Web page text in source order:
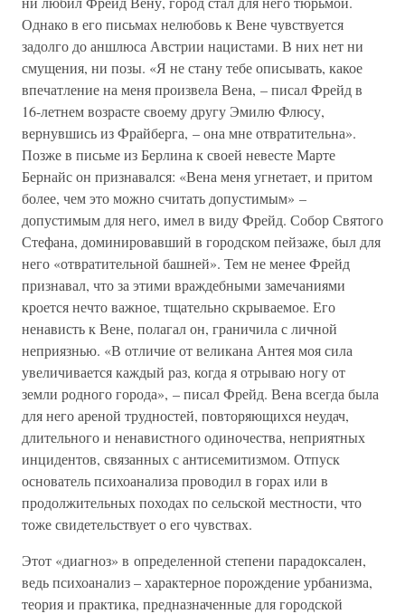
Однако в его письмах нелюбовь к Вене чувствуется
задолго до аншлюса Австрии нацистами. В них нет ни
смущения, ни позы. «Я не стану тебе описывать, какое
впечатление на меня произвела Вена, – писал Фрейд в
16-летнем возрасте своему другу Эмилю Флюсу,
вернувшись из Фрайберга, – она мне отвратительна».
Позже в письме из Берлина к своей невесте Марте
Бернайс он признавался: «Вена меня угнетает, и притом
более, чем это можно считать допустимым» –
допустимым для него, имел в виду Фрейд. Собор Святого
Стефана, доминировавший в городском пейзаже, был для
него «отвратительной башней». Тем не менее Фрейд
признавал, что за этими враждебными замечаниями
кроется нечто важное, тщательно скрываемое. Его
ненависть к Вене, полагал он, граничила с личной
неприязнью. «В отличие от великана Антея моя сила
увеличивается каждый раз, когда я отрываю ногу от
земли родного города», – писал Фрейд. Вена всегда была
для него ареной трудностей, повторяющихся неудач,
длительного и ненавистного одиночества, неприятных
инцидентов, связанных с антисемитизмом. Отпуск
основатель психоанализа проводил в горах или в
продолжительных походах по сельской местности, что
тоже свидетельствует о его чувствах.
Этот «диагноз» в определенной степени парадоксален,
ведь психоанализ – характерное порождение урбанизма,
теория и практика, предназначенные для городской